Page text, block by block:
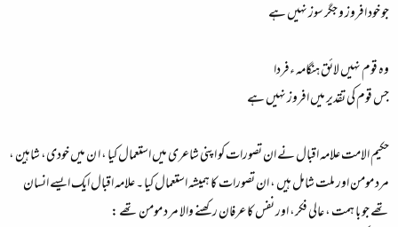
جو خود افروز و جگر سوز نہیں ہے
وہ قوم نہیں لائق ہنگامہ ءفردا
جس قوم کی تقدیر میں افروز نہیں ہے
حکیم الامت علامہ اقبال نے ان تصورات کو اپنی شاعری میں استعمال کیا ، ا ن میں خودی، شاہین ،
مرد مومن اور ملت شامل ہیں ، ان تصورات کا ہمیشہ استعمال کیا ۔ علامہ اقبال ایک ایسے انسان
تھے جو با ہمت ، عالی فکر، اور نفس کا عرفان رکھنے والا مر د مومن تھے :